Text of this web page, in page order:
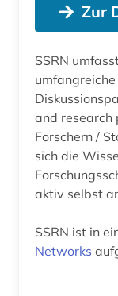
Zur
SSRN
and research
Forschern /
sich die
aktiv selbst
SSRN ist in
Networks